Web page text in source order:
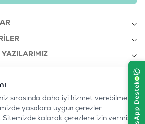
YAZILARIMIZ
sırasında daha iyi hizmet verebilmek
yasalara uygun çerezler
Sitemizde kalarak çerezlere izin vermiş